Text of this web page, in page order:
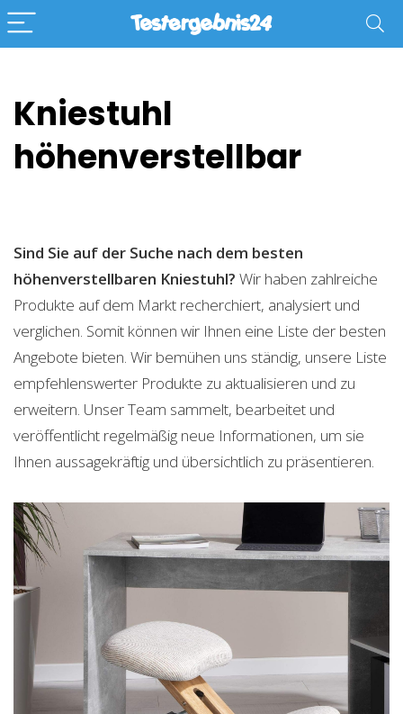
Kniestuhl
höhenverstellbar
Sind Sie auf der Suche nach dem besten
höhenverstellbaren Kniestuhl? Wir haben zahlreiche
Produkte auf dem Markt recherchiert, analysiert und
verglichen. Somit können wir Ihnen eine Liste der besten
Angebote bieten. Wir bemühen uns ständig, unsere Liste
empfehlenswerter Produkte zu aktualisieren und zu
erweitern. Unser Team sammelt, bearbeitet und
veröffentlicht regelmäßig neue Informationen, um sie
Ihnen aussagekräftig und übersichtlich zu präsentieren.